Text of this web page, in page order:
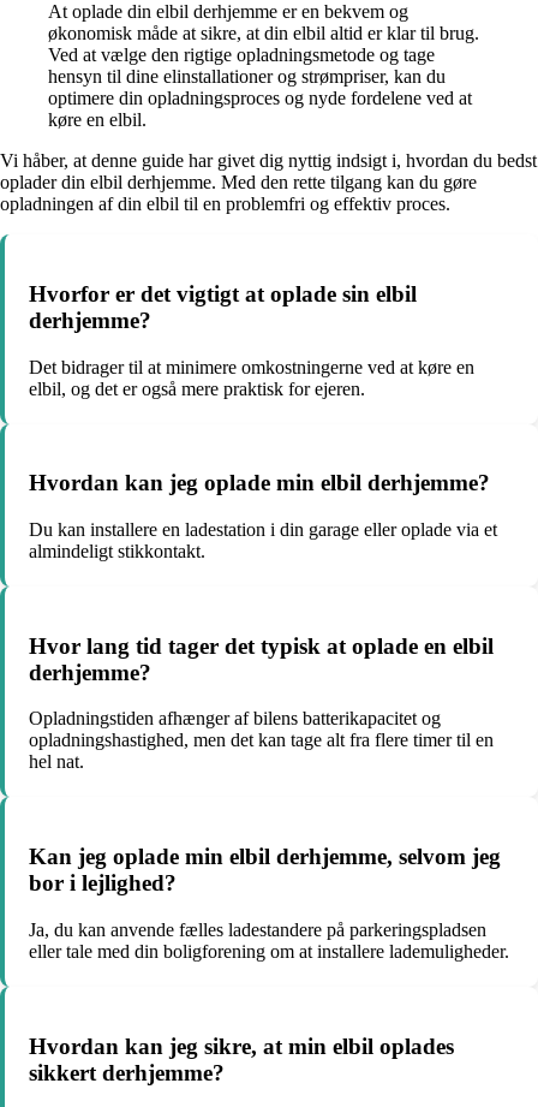
At oplade din elbil derhjemme er en bekvem og
økonomisk måde at sikre, at din elbil altid er klar til brug.
Ved at vælge den rigtige opladningsmetode og tage
hensyn til dine elinstallationer og strømpriser, kan du
optimere din opladningsproces og nyde fordelene ved at
køre en elbil.
Vi håber, at denne guide har givet dig nyttig indsigt i, hvordan du bedst
oplader din elbil derhjemme. Med den rette tilgang kan du gøre
opladningen af din elbil til en problemfri og effektiv proces.
Hvorfor er det vigtigt at oplade sin elbil
derhjemme?
Det bidrager til at minimere omkostningerne ved at køre en
elbil, og det er også mere praktisk for ejeren.
Hvordan kan jeg oplade min elbil derhjemme?
Du kan installere en ladestation i din garage eller oplade via et
almindeligt stikkontakt.
Hvor lang tid tager det typisk at oplade en elbil
derhjemme?
Opladningstiden afhænger af bilens batterikapacitet og
opladningshastighed, men det kan tage alt fra flere timer til en
hel nat.
Kan jeg oplade min elbil derhjemme, selvom jeg
bor i lejlighed?
Ja, du kan anvende fælles ladestandere på parkeringspladsen
eller tale med din boligforening om at installere lademuligheder.
Hvordan kan jeg sikre, at min elbil oplades
sikkert derhjemme?